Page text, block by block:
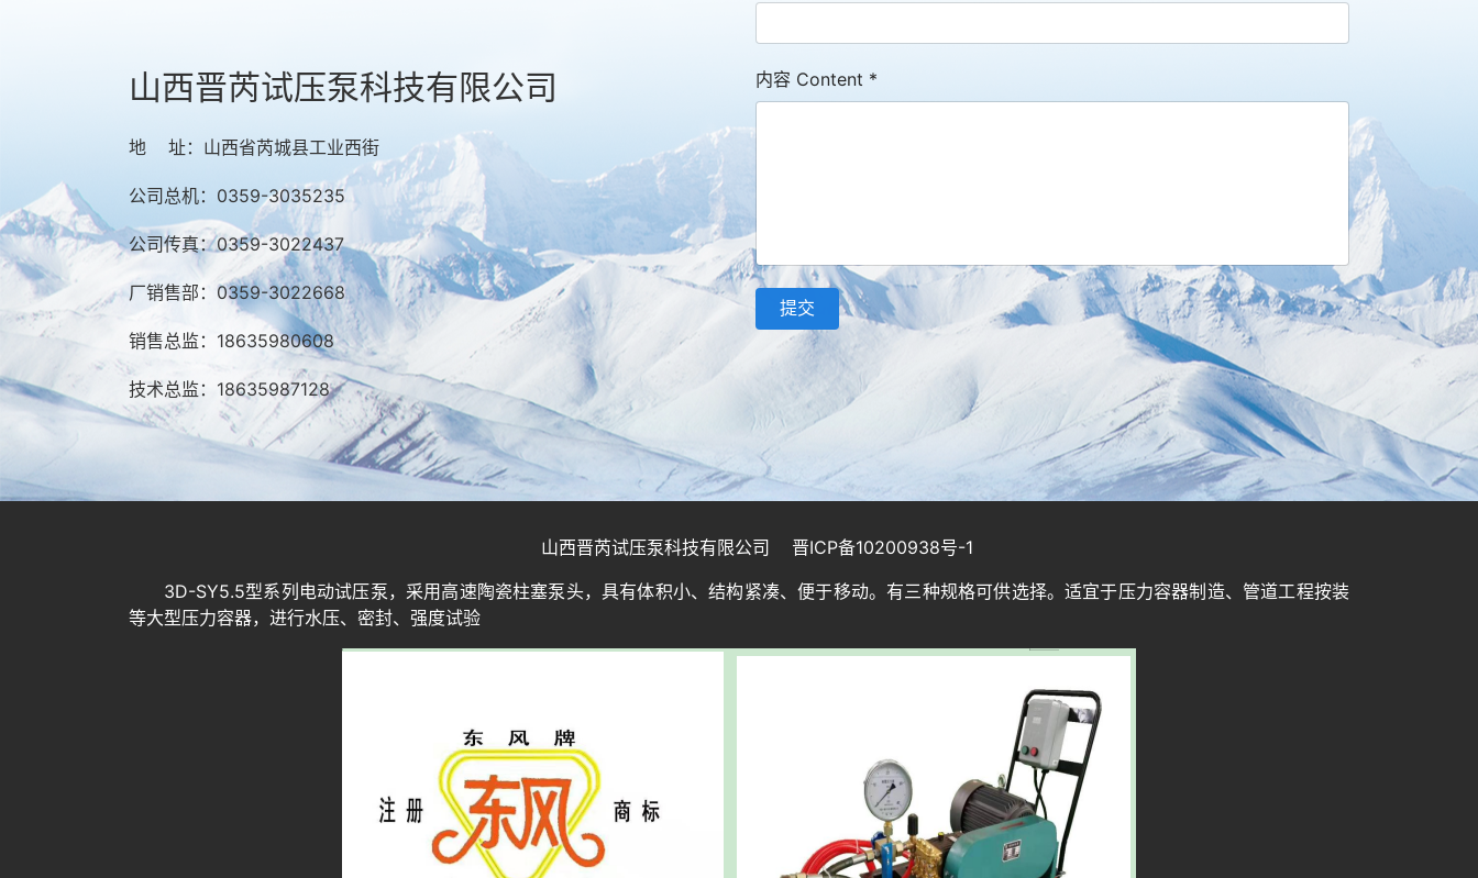
山西晋芮试压泵科技有限公司
地 址：山西省芮城县工业西街
公司总机：0359-3035235
公司传真：0359-3022437
厂销售部：0359-3022668
销售总监：18635980608
技术总监：18635987128
内容 Content *
提交
山西晋芮试压泵科技有限公司 晋ICP备10200938号-1
3D-SY5.5型系列电动试压泵，采用高速陶瓷柱塞泵头，具有体积小、结构紧凑、便于移动。有三种规格可供选择。适宜于压力容器制造、管道工程按装
等大型压力容器，进行水压、密封、强度试验